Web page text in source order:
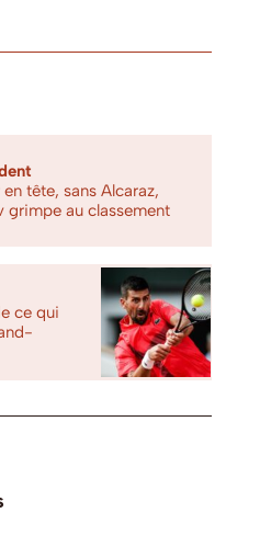
en tête, sans Alcaraz,
grimpe au classement
ce qui